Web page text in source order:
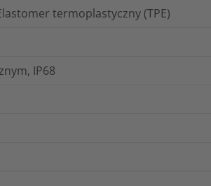
termoplastyczny (TPE)
IP68